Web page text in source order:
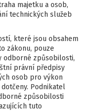
majetku a osob,
technických služeb
které jsou obsahem
zákonu, pouze
odborné způsobilosti,
právní předpisy
osob pro výkon
Podnikatel
způsobilosti
tuto